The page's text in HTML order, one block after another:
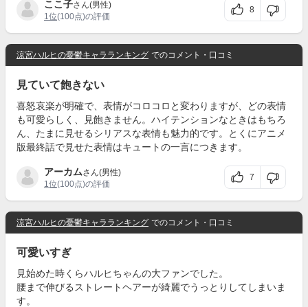
ここ子さん(男性)
1位(100点)の評価
8
涼宮ハルヒの憂鬱キャラランキング でのコメント・口コミ
見ていて飽きない
喜怒哀楽が明確で、表情がコロコロと変わりますが、どの表情
も可愛らしく、見飽きません。ハイテンションなときはもちろ
ん、たまに見せるシリアスな表情も魅力的です。とくにアニメ
版最終話で見せた表情はキュートの一言につきます。
アーカムさん(男性)
1位(100点)の評価
7
涼宮ハルヒの憂鬱キャラランキング でのコメント・口コミ
可愛いすぎ
見始めた時くらハルヒちゃんの大ファンでした。
腰まで伸びるストレートヘアーが綺麗でうっとりしてしまいま
す。